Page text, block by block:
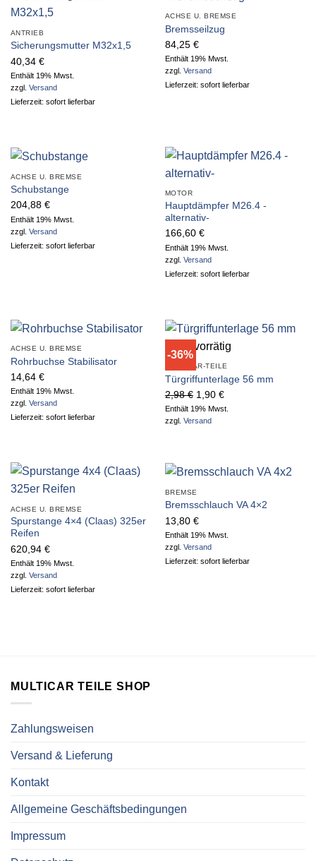
ANTRIEB
Sicherungsmutter M32x1,5
40,34 €
Enthält 19% Mwst.
zzgl. Versand
Lieferzeit: sofort lieferbar
ACHSE U. BREMSE
Bremsseilzug
84,25 €
Enthält 19% Mwst.
zzgl. Versand
Lieferzeit: sofort lieferbar
ACHSE U. BREMSE
Schubstange
204,88 €
Enthält 19% Mwst.
zzgl. Versand
Lieferzeit: sofort lieferbar
MOTOR
Hauptdämpfer M26.4 -
alternativ-
166,60 €
Enthält 19% Mwst.
zzgl. Versand
Lieferzeit: sofort lieferbar
ACHSE U. BREMSE
Rohrbuchse Stabilisator
14,64 €
Enthält 19% Mwst.
zzgl. Versand
Lieferzeit: sofort lieferbar
-36%
Nicht vorrätig
MULTICAR-TEILE
Türgriffunterlage 56 mm
2,98€ Ursprünglicher
Preis
war:
1,90 €Aktueller
Preis
Enthält 19% Mwst.
zzgl. Versand
ACHSE U. BREMSE
Spurstange 4×4 (Claas) 325er
Reifen
620,94 €
Enthält 19% Mwst.
zzgl. Versand
Lieferzeit: sofort lieferbar
BREMSE
Bremsschlauch VA 4×2
13,80 €
Enthält 19% Mwst.
zzgl. Versand
Lieferzeit: sofort lieferbar
MULTICAR TEILE SHOP
Zahlungsweisen
Versand & Lieferung
Kontakt
Allgemeine Geschäftsbedingungen
Impressum